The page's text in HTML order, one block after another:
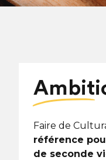
Faire de
référence
de seconde